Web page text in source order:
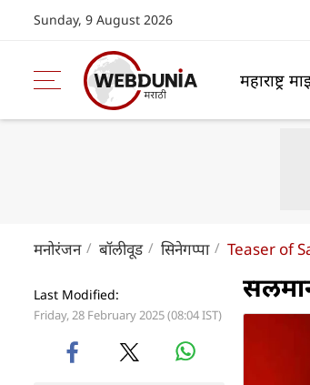
Sunday, 9 August 2026
महाराष्ट्र
मनोरंजन बॉलीवूड सिनेगप्पा Teaser of
Last Modified:
Friday, 28 February 2025 (08:04 IST)